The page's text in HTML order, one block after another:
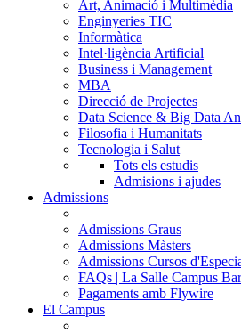
Art, Animació i Multimèdia
Enginyeries TIC
Informàtica
Intel·ligència Artificial
Business i Management
MBA
Direcció de Projectes
Data Science & Big Data
Filosofia i Humanitats
Tecnologia i Salut
Tots els estudis
Admisions i ajudes
Admissions
Admissions Graus
Admissions Màsters
Admissions Cursos
FAQs | La Salle Campus
Pagaments amb Flywire
El Campus